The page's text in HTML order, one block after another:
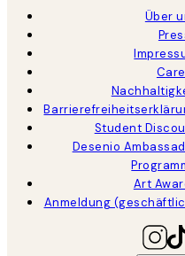
Über
Student
Desenio
Art
Anmeldung